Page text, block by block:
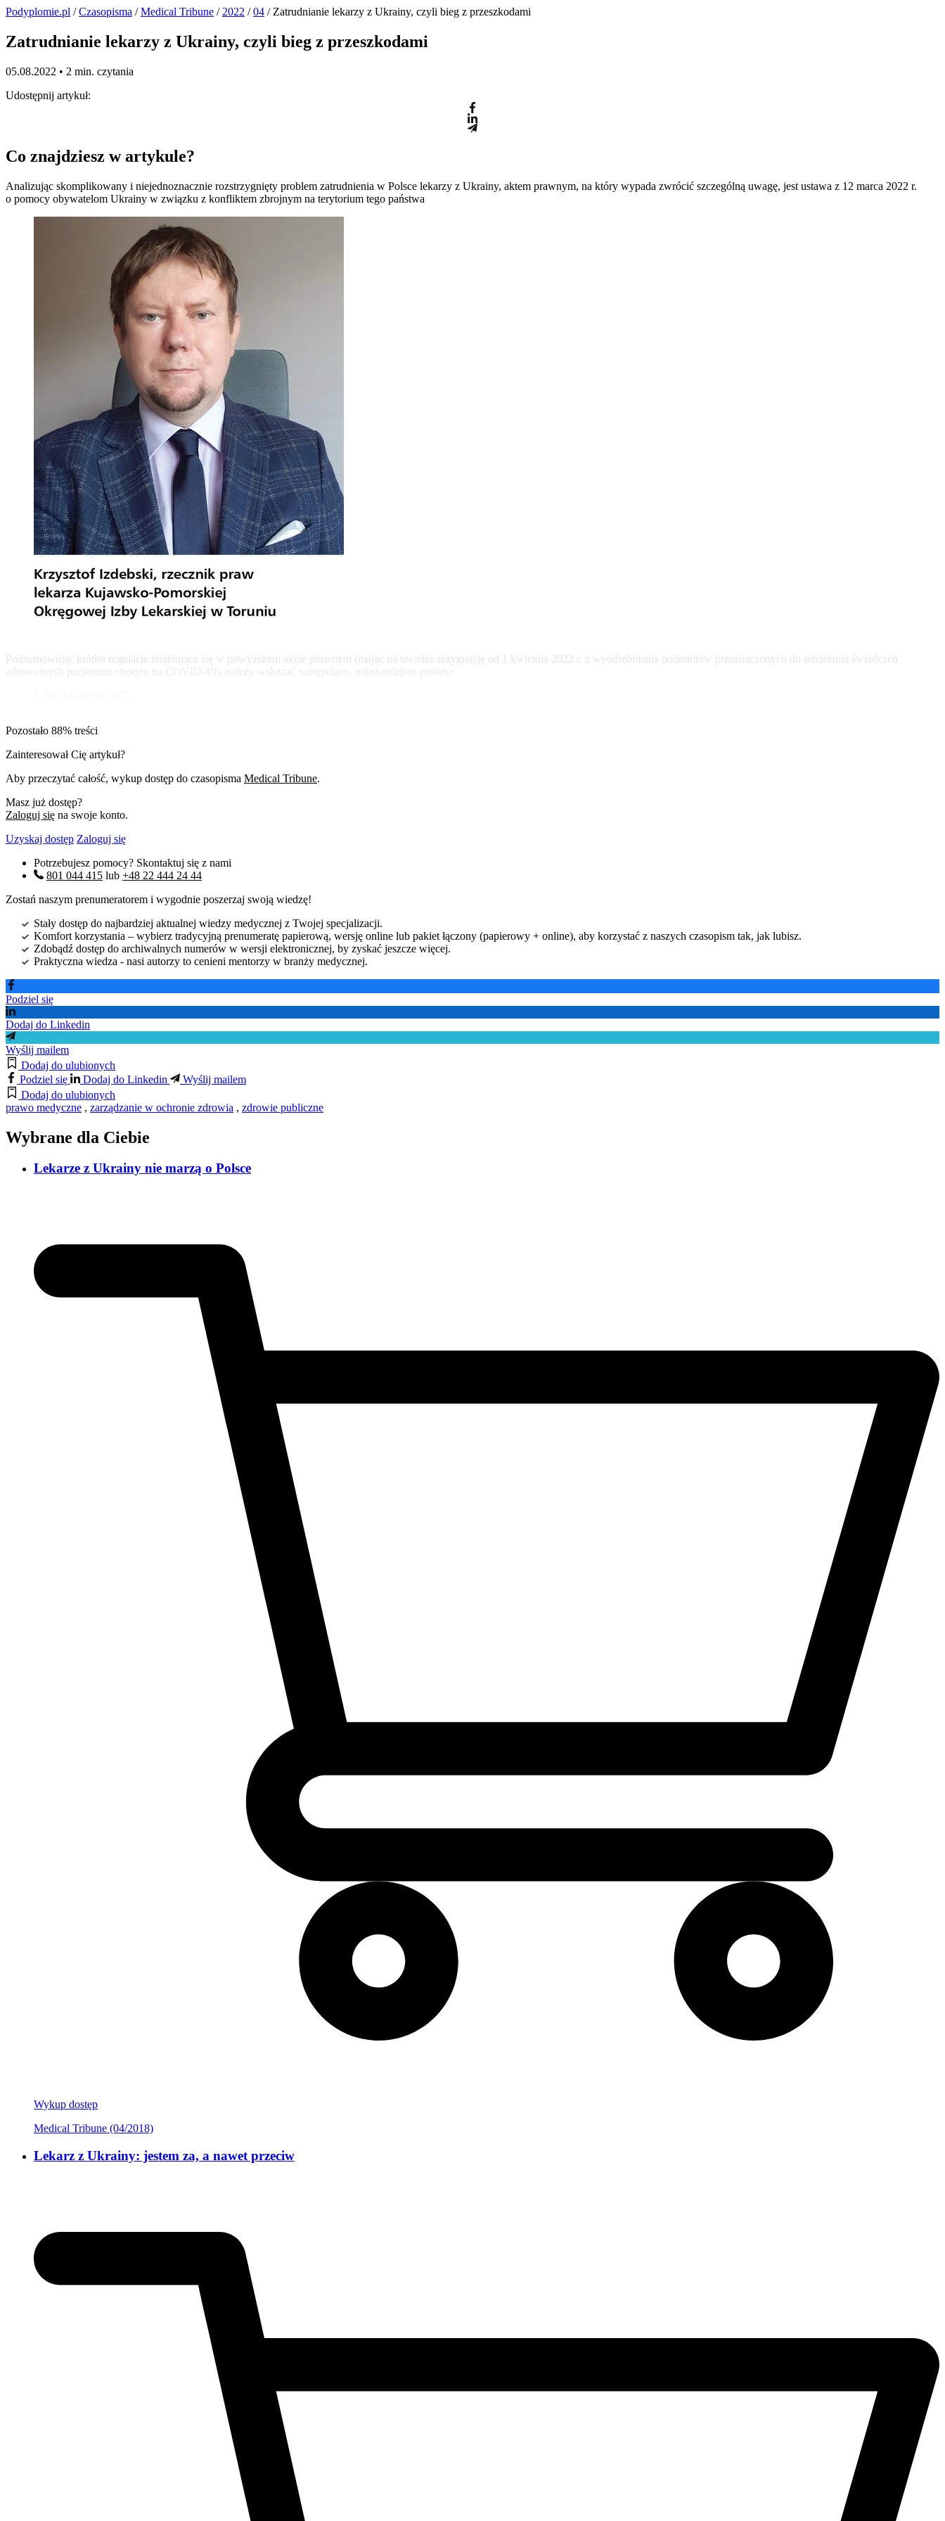
Podyplomie.pl /Czasopisma /Medical Tribune / 2022 /04 / Zatrudnianie lekarzy z Ukrainy, czyli bieg z przeszkodami
Zatrudnianie lekarzy z Ukrainy, czyli bieg z przeszkodami
05.08.2022 • 2 min. czytania
Udostępnij artykuł:
Co znajdziesz w artykule?
Analizując skomplikowany i niejednoznacznie rozstrzygnięty problem zatrudnienia w Polsce lekarzy z Ukrainy, aktem prawnym, na który wypada zwrócić szczególną uwagę, jest ustawa z 12 marca 2022 r.
o pomocy obywatelom Ukrainy w związku z konfliktem zbrojnym na terytorium tego państwa
Podsumowując krótko regulacje znajdujące się w powyższym akcie prawnym (mając na uwadze rezygnację od 1 kwietnia 2022 r. z wyodrębniania podmiotów przeznaczonych do udzielania świadczeń
Pozostało 88% treści
Zainteresował Cię artykuł?
Aby przeczytać całość, wykup dostęp do czasopisma Medical Tribune.
Masz już dostęp?
Zaloguj się na swoje konto.
Uzyskaj dostęp Zaloguj się
Potrzebujesz pomocy? Skontaktuj się z nami
801 044 415 lub +48 22 444 24 44
Zostań naszym prenumeratorem i wygodnie poszerzaj swoją wiedzę!
Stały dostęp do najbardziej aktualnej wiedzy medycznej z Twojej specjalizacji.
Komfort korzystania – wybierz tradycyjną prenumeratę papierową, wersję online lub pakiet łączony (papierowy + online), aby korzystać z naszych czasopism tak, jak lubisz.
Zdobądź dostęp do archiwalnych numerów w wersji elektronicznej, by zyskać jeszcze więcej.
Praktyczna wiedza - nasi autorzy to cenieni mentorzy w branży medycznej.
Podziel się
Dodaj do Linkedin
Wyślij mailem
Dodaj do ulubionych
Podziel się
Dodaj do Linkedin
Wyślij mailem
Dodaj do ulubionych
prawo medyczne , zarządzanie w ochronie zdrowia , zdrowie publiczne
Wybrane dla Ciebie
Lekarze z Ukrainy nie marzą o Polsce
Wykup dostęp
Medical Tribune (04/2018)
Lekarz z Ukrainy: jestem za, a nawet przeciw